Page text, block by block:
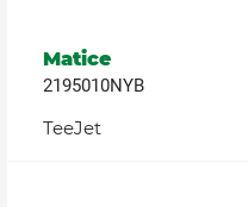
Matice
2195010NYB
TeeJet